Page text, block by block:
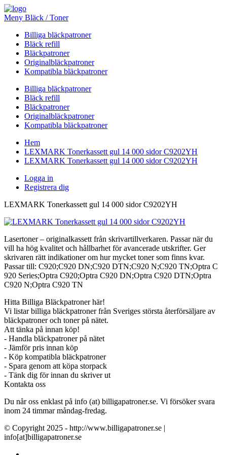
Meny Bläck / Toner
Billiga bläckpatroner
Bläck refill
Bläckpatroner
Originalbläckpatroner
Kompatibla bläckpatroner
Billiga bläckpatroner
Bläck refill
Bläckpatroner
Originalbläckpatroner
Kompatibla bläckpatroner
Hem
LEXMARK Tonerkassett gul 14 000 sidor C9202YH
LEXMARK Tonerkassett gul 14 000 sidor C9202YH
Logga in
Registrera dig
LEXMARK Tonerkassett gul 14 000 sidor C9202YH
Lasertoner – originalkassett från skrivartillverkaren. Passar när du
vill ha hög kvalitet och hållbarhet för avancerade utskrifter. Ger
skrivaren rätt indikationer om hur mycket toner som finns kvar.
Passar till: C920;C920 DN;C920 DTN;C920 N;C920 TN;Optra C
920 Series;Optra C920;Optra C920 DN;Optra C920 DTN;Optra
C920 N;Optra C920 TN
Hitta Billiga Bläckpatroner här!
Vi listar billiga bläckpatroner från Sveriges största återförsäljare av
bläckpatroner och toner på nätet.
Att tänka på innan köp!
- Handla bläckpatroner på nätet
- Jämför pris innan köp
- Köp kompatibla bläckpatroner
- Spara genom att köpa storpack
- Tänk dig för innan du skriver ut
Kontakta oss
Du når oss enklast på info (at) billigapatroner.se. Vi försöker svara
inom 24 timmar måndag-fredag.
© Copyright 2025 - http://www.billigapatroner.se |
info[at]billigapatroner.se